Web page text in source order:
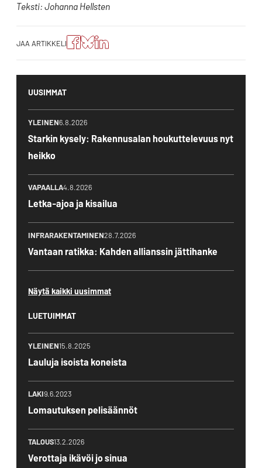
Teksti: Johanna Hellsten
JAA ARTIKKELI
Jaa
artikkeli
Facebookissa
Jaa
artikkeli
Blueskyssa
Jako:
Jaa
artikkeli
LinkedIn:ssä
UUSIMMAT
YLEINEN6.8.2026
Starkin kysely: Rakennusalan houkuttelevuus nyt
heikko
VAPAALLA4.8.2026
Letka-ajoa ja kisailua
INFRARAKENTAMINEN28.7.2026
Vantaan ratikka: Kahden allianssin jättihanke
Näytä kaikki uusimmat
LUETUIMMAT
YLEINEN15.8.2025
Lauluja isoista koneista
LAKI9.6.2023
Lomautuksen pelisäännöt
TALOUS13.2.2026
Verottaja ikävöi jo sinua